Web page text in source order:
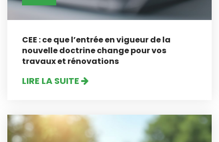
CEE : ce que l’entrée en vigueur de la
nouvelle doctrine change pour vos
travaux et rénovations
LIRE LA SUITE